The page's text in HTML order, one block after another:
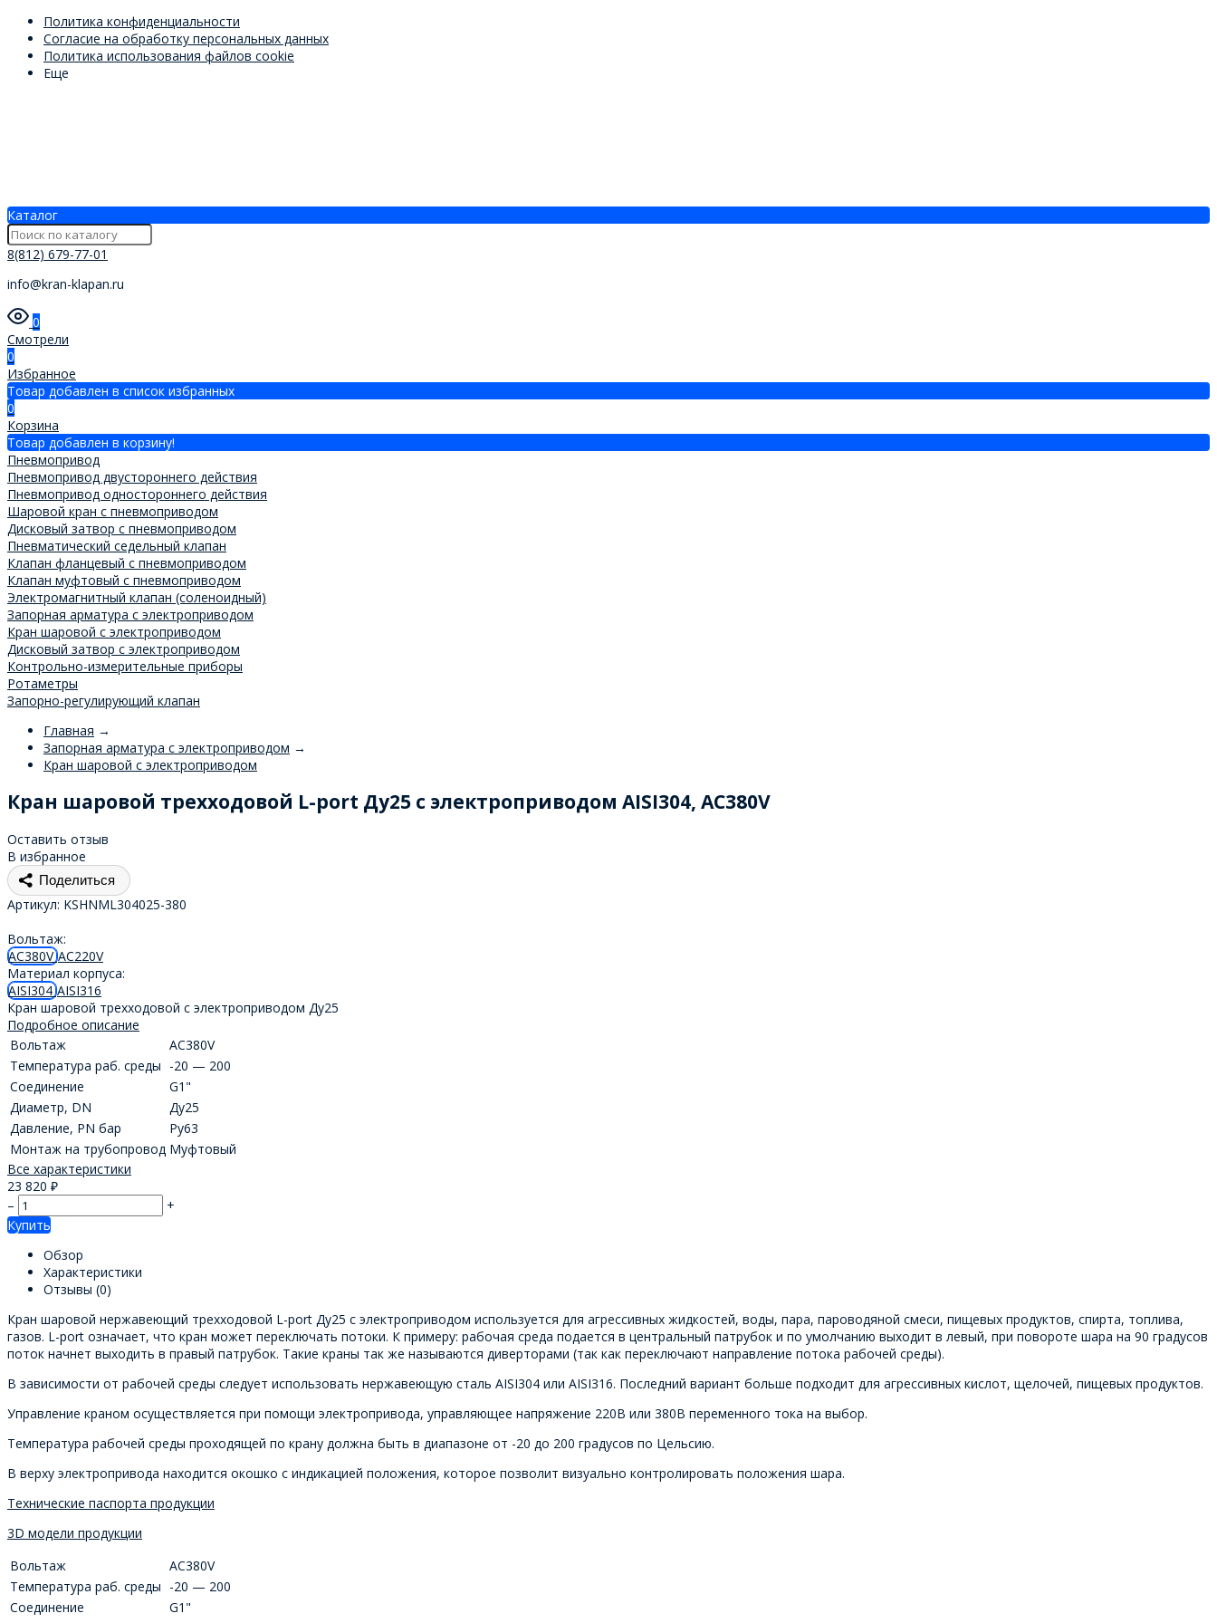
Политика конфиденциальности
Согласие на обработку персональных данных
Политика использования файлов cookie
Еще
Каталог
8(812) 679-77-01
info@kran-klapan.ru
0
Смотрели
0
Избранное
Товар добавлен в список избранных
0
Корзина
Товар добавлен в корзину!
Пневмопривод
Пневмопривод двустороннего действия
Пневмопривод одностороннего действия
Шаровой кран с пневмоприводом
Дисковый затвор с пневмоприводом
Пневматический седельный клапан
Клапан фланцевый с пневмоприводом
Клапан муфтовый с пневмоприводом
Электромагнитный клапан (соленоидный)
Запорная арматура с электроприводом
Кран шаровой с электроприводом
Дисковый затвор с электроприводом
Контрольно-измерительные приборы
Ротаметры
Запорно-регулирующий клапан
Главная →
Запорная арматура с электроприводом →
Кран шаровой с электроприводом
Кран шаровой трехходовой L-port Ду25 с электроприводом AISI304, AC380V
Оставить отзыв
В избранное
Поделиться
Артикул: KSHNML304025-380
Вольтаж:
AC380VAC220V
Материал корпуса:
AISI304AISI316
Кран шаровой трехходовой с электроприводом Ду25
Подробное описание
Вольтаж
AC380V
Температура раб. среды -20 — 200
Соединение
G1"
Диаметр, DN
Ду25
Давление, PN бар
Ру63
Монтаж на трубопровод Муфтовый
Все характеристики
23 820 ₽
–
+
Купить
Обзор
Характеристики
Отзывы (0)
Кран шаровой нержавеющий трехходовой L-port Ду25 с электроприводом используется для агрессивных жидкостей, воды, пара, пароводяной смеси, пищевых продуктов, спирта, топлива,
газов. L-port означает, что кран может переключать потоки. К примеру: рабочая среда подается в центральный патрубок и по умолчанию выходит в левый, при повороте шара на 90 градусов
поток начнет выходить в правый патрубок. Такие краны так же называются диверторами (так как переключают направление потока рабочей среды).
В зависимости от рабочей среды следует использовать нержавеющую сталь AISI304 или AISI316. Последний вариант больше подходит для агрессивных кислот, щелочей, пищевых продуктов.
Управление краном осуществляется при помощи электропривода, управляющее напряжение 220В или 380В переменного тока на выбор.
Температура рабочей среды проходящей по крану должна быть в диапазоне от -20 до 200 градусов по Цельсию.
В верху электропривода находится окошко с индикацией положения, которое позволит визуально контролировать положения шара.
Технические паспорта продукции
3D модели продукции
Вольтаж
AC380V
Температура раб. среды -20 — 200
Соединение
G1"